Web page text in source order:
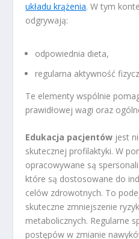
układu krążenia. W tym
odgrywają:
odpowiednia dieta,
regularna aktywność
Te elementy wspólnie
prawidłowej wagi oraz
Edukacja pacjentów jest
skutecznej profilaktyki. W
opracowywane są
które są dostosowane do
celów zdrowotnych. To
skuteczne zmniejszenie
metabolicznych. Regularne
postępów w zmianie